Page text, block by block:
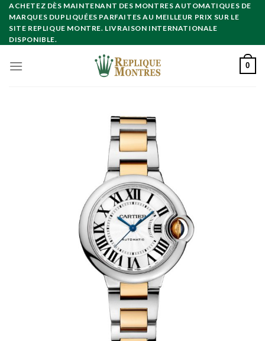
Skip
content
ACHETEZ DÈS MAINTENANT DES MONTRES AUTOMATIQUES DE
MARQUES DUPLIQUÉES PARFAITES AU MEILLEUR PRIX SUR LE
SITE REPLIQUE MONTRE. LIVRAISON INTERNATIONALE
DISPONIBLE.
0